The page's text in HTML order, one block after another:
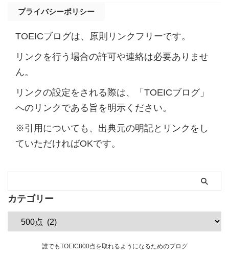
プライバシーポリシー
TOEICブログは、原則リンクフリーです。
リンクを行う場合の許可や連絡は必要ありませ
ん。
リンクの設定をされる際は、「TOEICブログ」
へのリンクである旨を明示ください。
※引用についても、出典元の明記とリンクをし
ていただければOKです。
カテゴリー
誰でもTOEIC800点を取れるようになるためのブログ